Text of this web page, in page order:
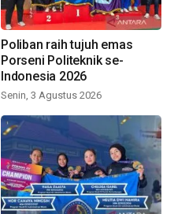
Poliban raih tujuh emas
Porseni Politeknik se-
Indonesia 2026
Senin, 3 Agustus 2026